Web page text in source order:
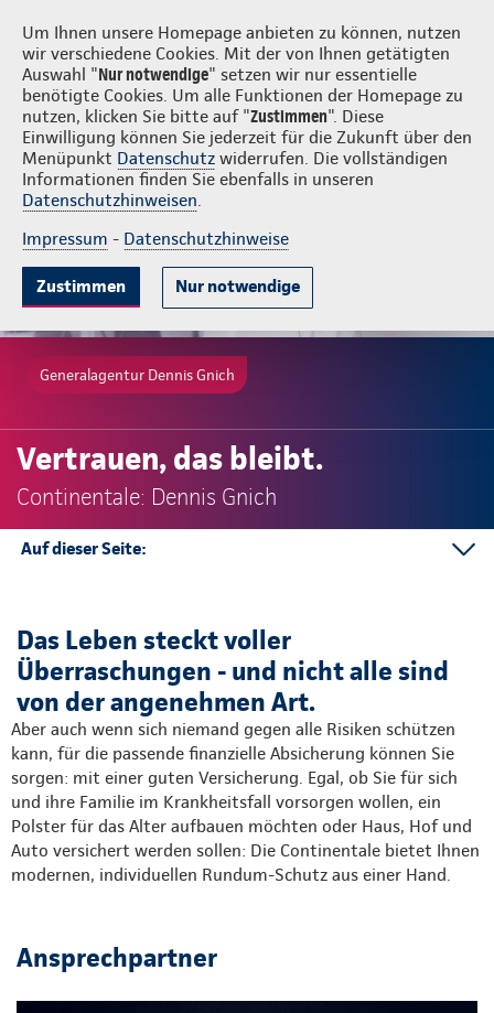
Um Ihnen unsere Homepage anbieten zu können, nutzen
wir verschiedene Cookies. Mit der von Ihnen getätigten
Auswahl "Nur notwendige" setzen wir nur essentielle
benötigte Cookies. Um alle Funktionen der Homepage zu
nutzen, klicken Sie bitte auf "Zustimmen". Diese
Einwilligung können Sie jederzeit für die Zukunft über den
Menüpunkt Datenschutz widerrufen. Die vollständigen
Informationen finden Sie ebenfalls in unseren
Datenschutzhinweisen.
Impressum - Datenschutzhinweise
Zustimmen Nur notwendige
Dennis Gnich Login
Generalagentur Dennis Gnich
Vertrauen, das bleibt.
Continentale: Dennis Gnich
Auf dieser Seite:
Kunden werben Kunden
Social Media
Partnerunternehmen
Kontakt
Mehr
Das Leben steckt voller
Überraschungen - und nicht alle sind
von der angenehmen Art.
Aber auch wenn sich niemand gegen alle Risiken schützen
kann, für die passende finanzielle Absicherung können Sie
sorgen: mit einer guten Versicherung. Egal, ob Sie für sich
und ihre Familie im Krankheitsfall vorsorgen wollen, ein
Polster für das Alter aufbauen möchten oder Haus, Hof und
Auto versichert werden sollen: Die Continentale bietet Ihnen
modernen, individuellen Rundum-Schutz aus einer Hand.
Ansprechpartner